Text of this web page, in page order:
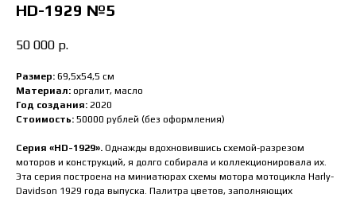
HD-1929 №5
50 000 р.
Размер: 69,5х54,5 см
Материал: оргалит, масло
Год создания: 2020
Стоимость: 50000 рублей (без оформления)
Серия «HD-1929». Однажды вдохновившись схемой-разрезом
моторов и конструкций, я долго собирала и коллекционировала их.
Эта серия построена на миниатюрах схемы мотора мотоцикла Harly-
Davidson 1929 года выпуска. Палитра цветов, заполняющих